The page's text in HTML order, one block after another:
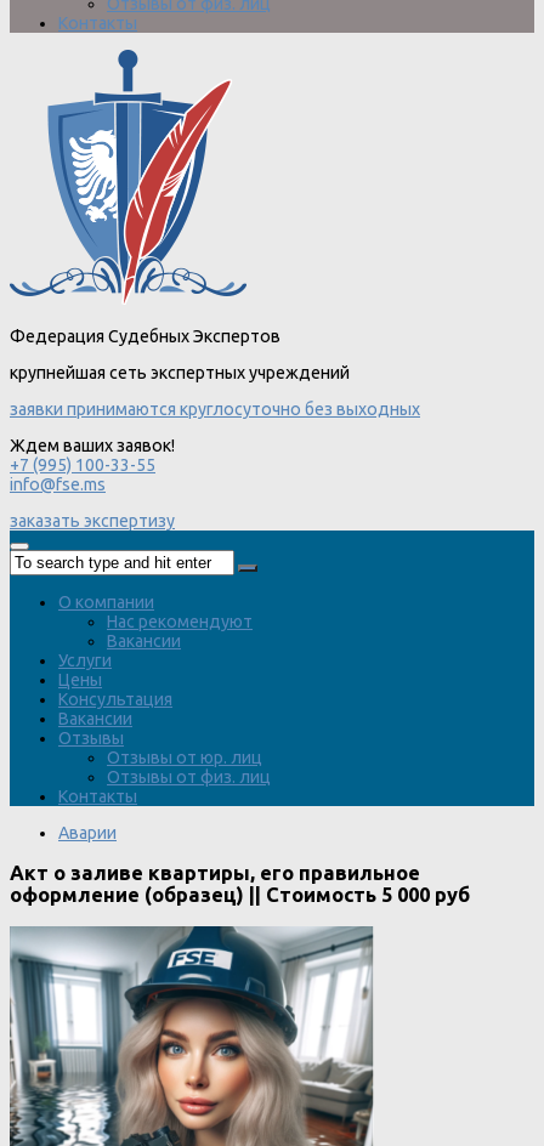
Отзывы от физ. лиц
Контакты
Федерация Судебных Экспертов
крупнейшая сеть экспертных учреждений
заявки принимаются круглосуточно без выходных
Ждем ваших заявок!
+7 (995) 100-33-55
info@fse.ms
заказать экспертизу
О компании
Нас рекомендуют
Вакансии
Услуги
Цены
Консультация
Вакансии
Отзывы
Отзывы от юр. лиц
Отзывы от физ. лиц
Контакты
Аварии
Акт о заливе квартиры, его правильное
оформление (образец) || Стоимость 5 000 руб